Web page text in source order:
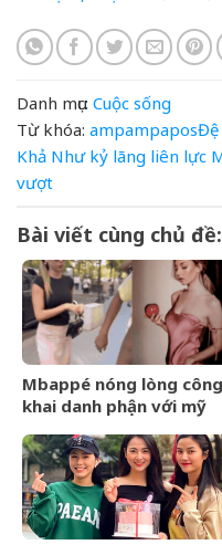
Danh mục: Cuộc sống
Từ khóa: ampampaposĐệ
Khả Như kỷ lãng liên lực
vượt
Bài viết cùng chủ đề:
Mbappé nóng lòng công
khai danh phận với mỹ
rồi